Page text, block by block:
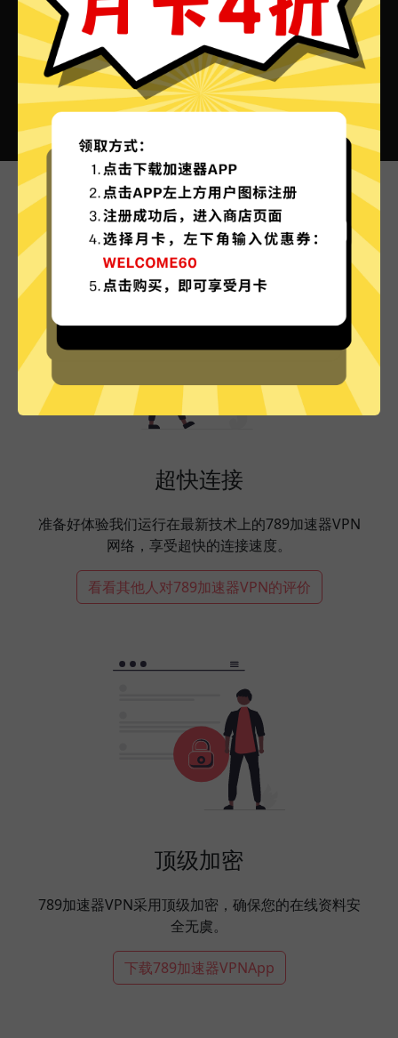
789加速器VPN的特色
超快连接
准备好体验我们运行在最新技术上的789加速器VPN
网络，享受超快的连接速度。
看看其他人对789加速器VPN的评价
顶级加密
789加速器VPN采用顶级加密，确保您的在线资料安
全无虞。
下载789加速器VPNApp